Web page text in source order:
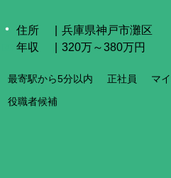
住所
兵庫県神戸市灘区
年収
320万～380万円
最寄駅から5分以内 正社員
マ
役職者候補